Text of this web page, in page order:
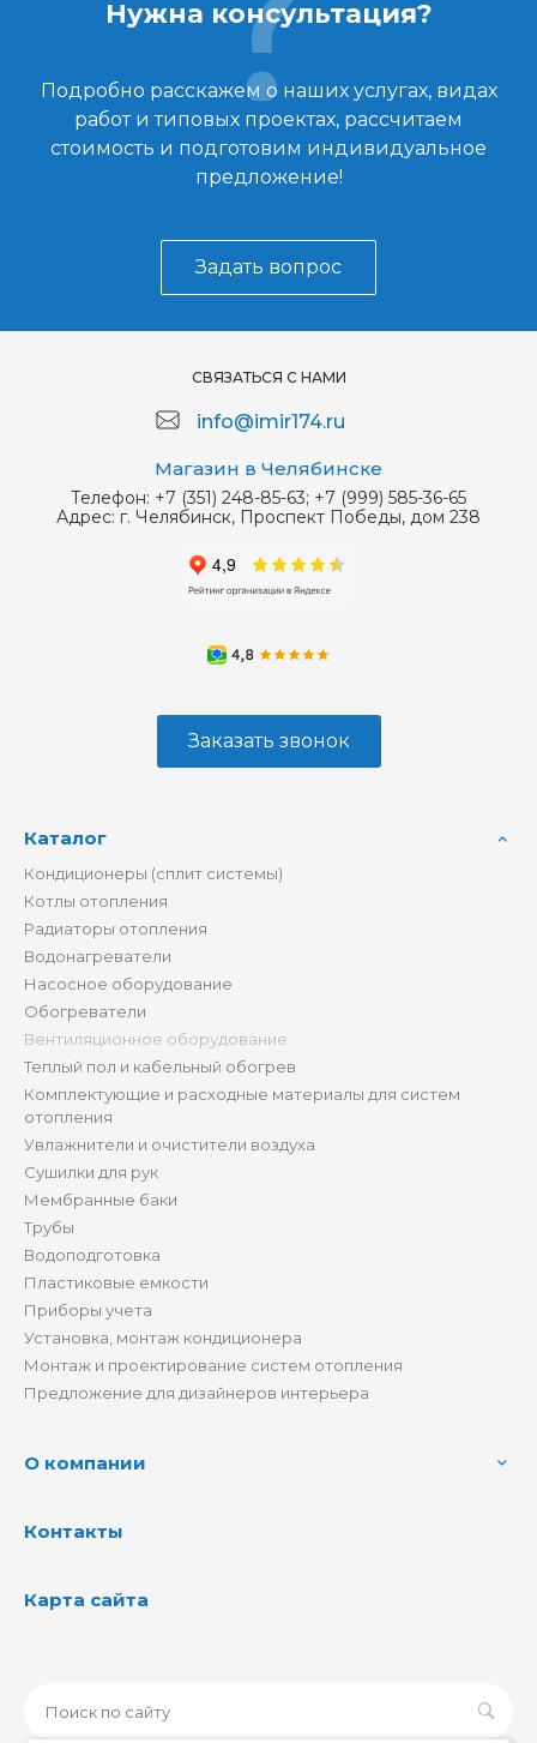
Нужна консультация?
Подробно расскажем о наших услугах, видах
работ и типовых проектах, рассчитаем
стоимость и подготовим индивидуальное
предложение!
Задать вопрос
СВЯЗАТЬСЯ С НАМИ
info@imir174.ru
Магазин в Челябинске
Телефон: +7 (351) 248-85-63; +7 (999) 585-36-65
Адрес: г. Челябинск, Проспект Победы, дом 238
Заказать звонок
Каталог
Кондиционеры (сплит системы)
Котлы отопления
Радиаторы отопления
Водонагреватели
Насосное оборудование
Обогреватели
Вентиляционное оборудование
Теплый пол и кабельный обогрев
Комплектующие и расходные материалы для систем
отопления
Увлажнители и очистители воздуха
Сушилки для рук
Мембранные баки
Трубы
Водоподготовка
Пластиковые емкости
Приборы учета
Установка, монтаж кондиционера
Монтаж и проектирование систем отопления
Предложение для дизайнеров интерьера
О компании
Контакты
Карта сайта